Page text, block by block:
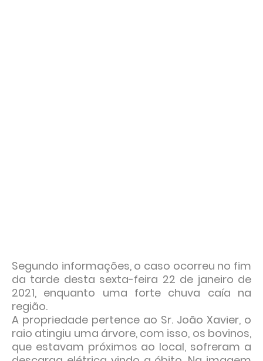
Segundo informações, o caso ocorreu no fim
da tarde desta sexta-feira 22 de janeiro de
2021, enquanto uma forte chuva caía na
região.
A propriedade pertence ao Sr. João Xavier, o
raio atingiu uma árvore, com isso, os bovinos,
que estavam próximos ao local, sofreram a